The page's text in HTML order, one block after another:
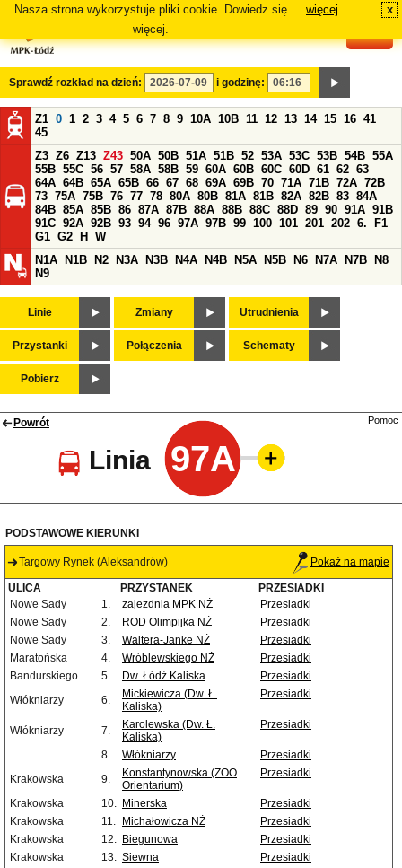
Nasza strona wykorzystuje pliki cookie. Dowiedz się
więcej.
więcej x
Sprawdź rozkład na dzień: i godzinę:
Z1 0 1 2 3 4 5 6 7 8 9 10A 10B 11 12 13 14 15 16 41
45
Z3 Z6 Z13 Z43 50A 50B 51A 51B 52 53A 53C 53B 54B 55A
55B 55C 56 57 58A 58B 59 60A 60B 60C 60D 61 62 63
64A 64B 65A 65B 66 67 68 69A 69B 70 71A 71B 72A 72B
73 75A 75B 76 77 78 80A 80B 81A 81B 82A 82B 83 84A
84B 85A 85B 86 87A 87B 88A 88B 88C 88D 89 90 91A 91B
91C 92A 92B 93 94 96 97A 97B 99 100 101 201 202 6.
F1
G1 G2 H
W
N1A
N1B N2 N3A N3B N4A N4B N5A N5B N6 N7A N7B
N8
N9
Linie Zmiany Utrudnienia
Przystanki Połączenia Schematy
Pobierz
Powrót
Linia 97A
Pomoc
PODSTAWOWE KIERUNKI
Targowy Rynek (Aleksandrów) Pokaż na mapie
ULICA PRZYSTANEK
PRZESIADKI
Nowe Sady
1. zajezdnia MPK NŻ
Przesiadki
Nowe Sady
2. ROD Olimpijka NŻ
Przesiadki
Nowe Sady
3. Waltera-Janke NŻ
Przesiadki
Maratońska
4. Wróblewskiego NŻ
Przesiadki
Bandurskiego
5. Dw. Łódź Kaliska
Przesiadki
Włókniarzy
6.
Mickiewicza (Dw. Ł.
Kaliska)
Przesiadki
Włókniarzy 7.
Karolewska (Dw. Ł.
Kaliska)
Przesiadki
8. Włókniarzy
Przesiadki
Krakowska
9.
Konstantynowska (ZOO
Orientarium)
Przesiadki
Krakowska 10. Minerska
Przesiadki
Krakowska
11. Michałowicza NŻ
Przesiadki
Krakowska
12. Biegunowa
Przesiadki
Krakowska
13. Siewna
Przesiadki